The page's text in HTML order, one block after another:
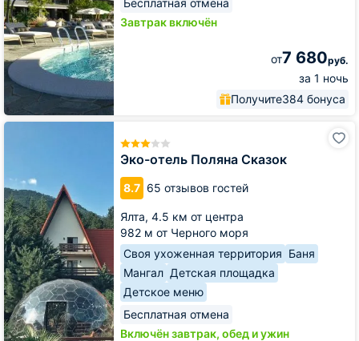
Завтрак включён
от7 680руб.
за 1 ночь
Получите384 бонуса
Эко-отель Поляна Сказок
8.7 65 отзывов гостей
Ялта, 4.5 км от центра
982 м от Черного моря
Своя ухоженная территория Баня
Мангал Детская площадка
Детское меню
Бесплатная отмена
Включён завтрак, обед и ужин
Эко-